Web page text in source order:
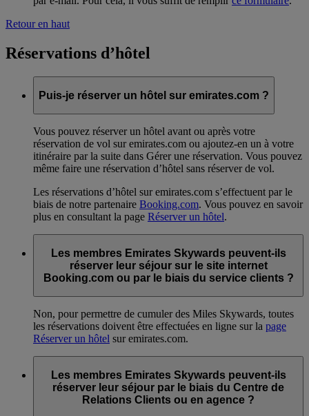
Retour en haut
Réservations d’hôtel
Puis-je réserver un hôtel sur emirates.com ?
Vous pouvez réserver un hôtel avant ou après votre
réservation de vol sur emirates.com ou ajoutez-en un à votre
itinéraire par la suite dans Gérer une réservation. Vous pouvez
même faire une réservation d’hôtel sans réserver de vol.
Les réservations d’hôtel sur emirates.com s’effectuent par le
biais de notre partenaire Booking.com. Vous pouvez en savoir
plus en consultant la page Réserver un hôtel.
Les membres Emirates Skywards peuvent-ils
réserver leur séjour sur le site internet
Booking.com ou par le biais du service clients ?
Non, pour permettre de cumuler des Miles Skywards, toutes
les réservations doivent être effectuées en ligne sur la page
Réserver un hôtel sur emirates.com.
Les membres Emirates Skywards peuvent-ils
réserver leur séjour par le biais du Centre de
Relations Clients ou en agence ?